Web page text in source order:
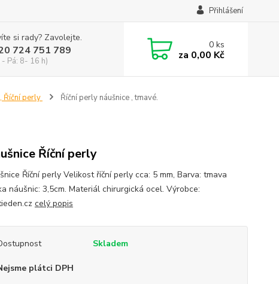
Přihlášení
si rady? Zavolejte.
724 751 789
- Pá: 8- 16 h)
0ks
za 0,00 Kč
Říční perly Říční perly náušnice , tmavé.
Říční perly
Říční perly Velikost říční perly cca: 5 mm, Barva: tmava
náušnic: 3,5cm. Materiál chirurgická ocel. Výrobce:
celý popis
Skladem
plátci DPH